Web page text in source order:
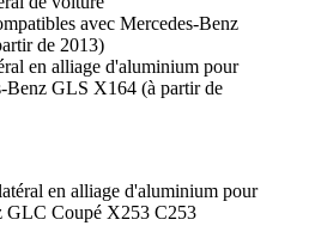
avec Mercedes-Benz
de 2013)
en alliage d'aluminium pour
Benz GLS X164 (à partir de